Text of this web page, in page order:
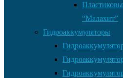
“Малахит”
Гидроаккумуляторы